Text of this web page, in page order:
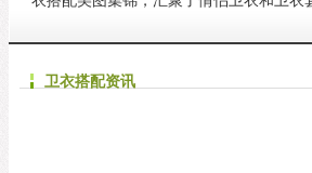
卫衣搭配资讯